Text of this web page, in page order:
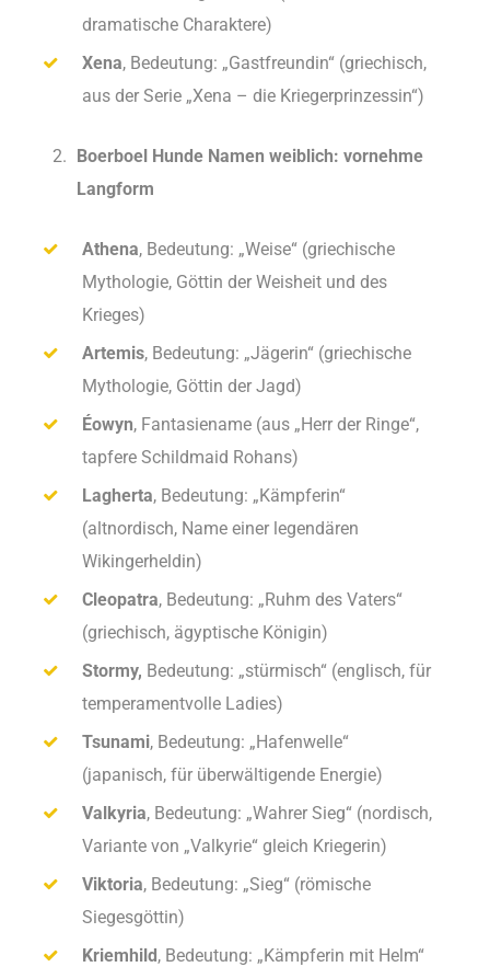
dramatische Charaktere)
Xena, Bedeutung: „Gastfreundin“ (griechisch,
aus der Serie „Xena – die Kriegerprinzessin“)
Boerboel Hunde Namen weiblich: vornehme
Langform
Athena, Bedeutung: „Weise“ (griechische
Mythologie, Göttin der Weisheit und des
Krieges)
Artemis, Bedeutung: „Jägerin“ (griechische
Mythologie, Göttin der Jagd)
Éowyn, Fantasiename (aus „Herr der Ringe“,
tapfere Schildmaid Rohans)
Lagherta, Bedeutung: „Kämpferin“
(altnordisch, Name einer legendären
Wikingerheldin)
Cleopatra, Bedeutung: „Ruhm des Vaters“
(griechisch, ägyptische Königin)
Stormy, Bedeutung: „stürmisch“ (englisch, für
temperamentvolle Ladies)
Tsunami, Bedeutung: „Hafenwelle“
(japanisch, für überwältigende Energie)
Valkyria, Bedeutung: „Wahrer Sieg“ (nordisch,
Variante von „Valkyrie“ gleich Kriegerin)
Viktoria, Bedeutung: „Sieg“ (römische
Siegesgöttin)
Kriemhild, Bedeutung: „Kämpferin mit Helm“